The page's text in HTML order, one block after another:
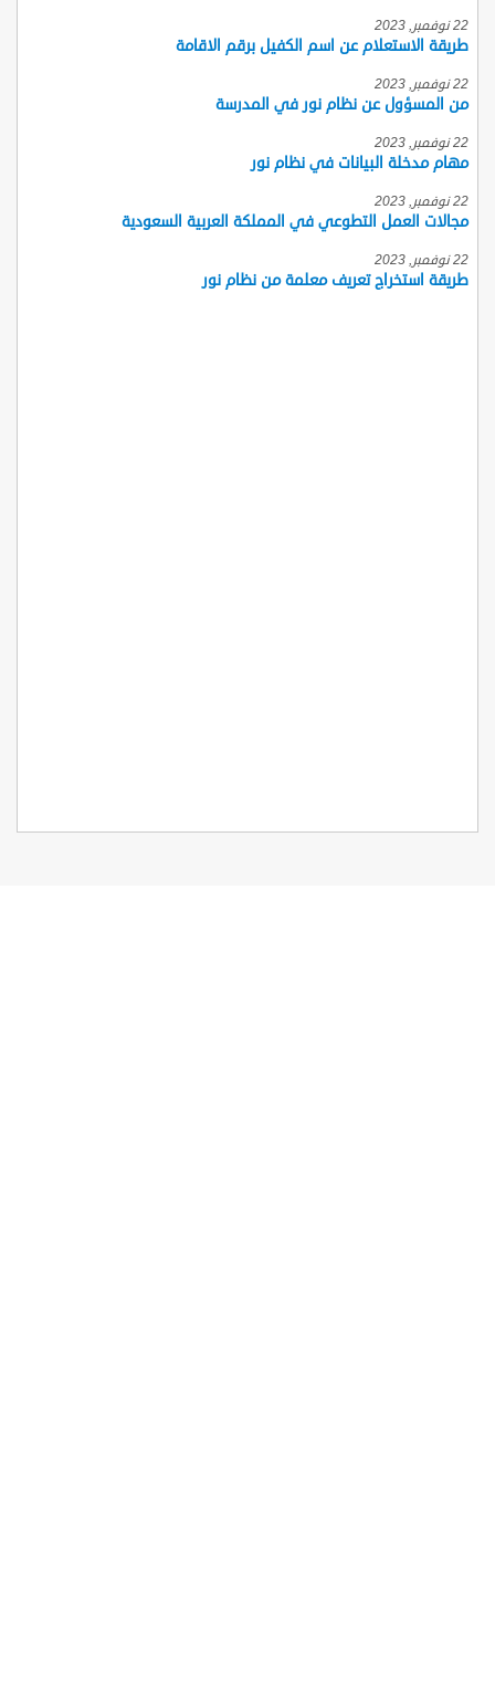
22 نوفمبر, 2023
طريقة الاستعلام عن اسم الكفيل برقم الاقامة
22 نوفمبر, 2023
من المسؤول عن نظام نور في المدرسة
22 نوفمبر, 2023
مهام مدخلة البيانات في نظام نور
22 نوفمبر, 2023
مجالات العمل التطوعي في المملكة العربية السعودية
22 نوفمبر, 2023
طريقة استخراج تعريف معلمة من نظام نور